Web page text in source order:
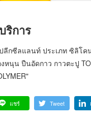
ริการ
กซีลแลนท์ ประเภท ซิลิโคน
หนุน ปืนอัดกาว กาวตะปู
แชร์ Tweet